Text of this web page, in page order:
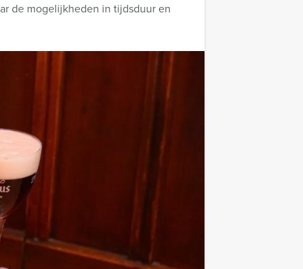
de mogelijkheden in tijdsduur en